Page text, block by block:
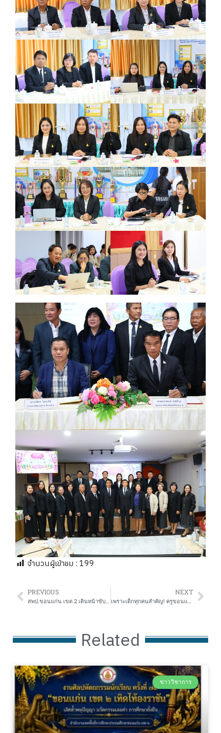
จำนวนผู้เข้าชม : 199
PREVIOUS
สพป.ขอนแก่น เขต 2 เดินหน้าขับเคลื่อนคุณภาพการศึกษา จัดประชุมสัมมนาเสริมสร้างความเข้มแข็งระดับศูนย์เครือข่ายสถานศึกษาและระดับอำเภอ ประจำปี 2569
NEXT
เพราะเด็กทุกคนสำคัญ! ครูขอนแก่น เขต 2 ร่วมเวิร์กชอปอัปสกิลผลิตสื่อ ดึงศักยภาพนักเรียนเรียนรวม
Related
ข่าววิชาการ